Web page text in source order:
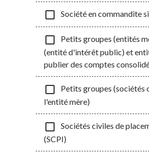
check_box_outline_blank Société en commandite
check_box_outline_blank
Petits groupes (entités
(entité d'intérêt public) et
publier des comptes
check_box_outline_blank
Petits groupes (sociétés
l'entité mère)
check_box_outline_blank
Sociétés civiles de
(SCPI)